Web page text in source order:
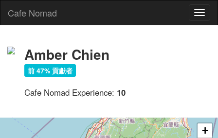
Cafe Nomad
Amber Chien
前 47% 貢獻者
Cafe Nomad Experience: 10
+